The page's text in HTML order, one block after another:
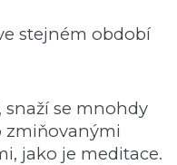
stejném období
snaží se mnohdy
zmiňovanými
jako je meditace.